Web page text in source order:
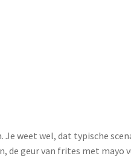
weet wel, dat typische
geur van frites met mayo